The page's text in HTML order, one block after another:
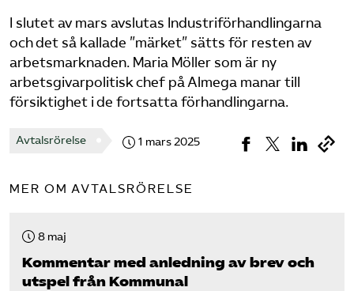
Privat Vårdfakta
Bli medlem
Logga in på Arbetsgivarguiden
Sök på vardforetagarna.se
Press
In English
I slutet av mars avslutas Industriförhandlingarna
och det så kallade ”märket” sätts för resten av
arbetsmarknaden. Maria Möller som är ny
arbetsgivarpolitisk chef på Almega manar till
försiktighet i de fortsatta förhandlingarna.
Avtalsrörelse 1 mars 2025
MER OM AVTALSRÖRELSE
8 maj
Kommentar med anledning av brev och
utspel från Kommunal